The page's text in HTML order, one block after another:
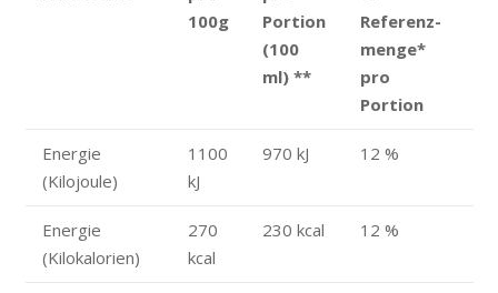
100g
Portion
(100
ml) **
Referenz­
menge*
pro
Portion
Energie
(Kilojoule)
1100
kJ
970 kJ 12 %
Energie
(Kilokalorien)
270
kcal
230 kcal 12 %